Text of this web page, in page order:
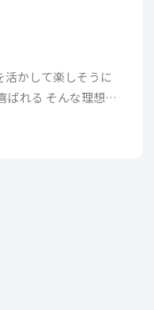
活かして楽しそうに
ばれる そんな理想的
な理想的な会社で